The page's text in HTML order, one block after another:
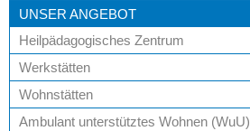
UNSER ANGEBOT
Heilpädagogisches Zentrum
Werkstätten
Wohnstätten
Ambulant unterstütztes Wohnen (WuU)